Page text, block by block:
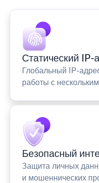
Статический IP-
Глобальный IP-
работы с
Безопасный
Защита личных
и мошеннических